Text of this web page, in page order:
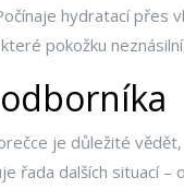
hydratací
pokožku
je důležité
řada dalších situací